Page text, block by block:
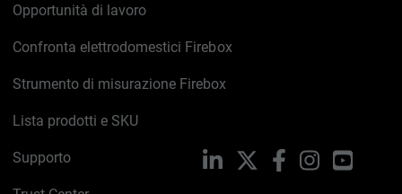
Opportunità di lavoro
Confronta elettrodomestici Firebox
Strumento di misurazione Firebox
Lista prodotti e SKU
Supporto LinkedIn FacebookInstagram